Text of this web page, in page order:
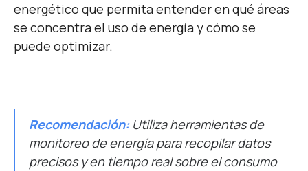
energético que permita entender en qué áreas
se concentra el uso de energía y cómo se
puede optimizar.
Recomendación: Utiliza herramientas de
monitoreo de energía para recopilar datos
precisos y en tiempo real sobre el consumo